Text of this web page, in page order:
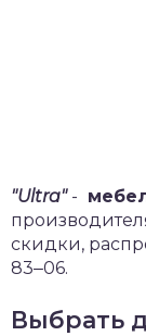
"Ultra"-
скидки,
83‒06.
Выбрать